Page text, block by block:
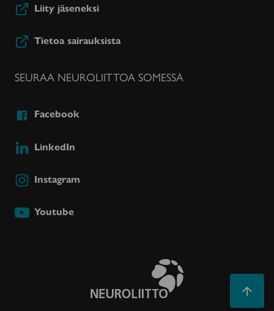
Liity jäseneksi
Tietoa sairauksista
SEURAA NEUROLIITTOA SOMESSA
Facebook
LinkedIn
Instagram
Youtube
Takaisin